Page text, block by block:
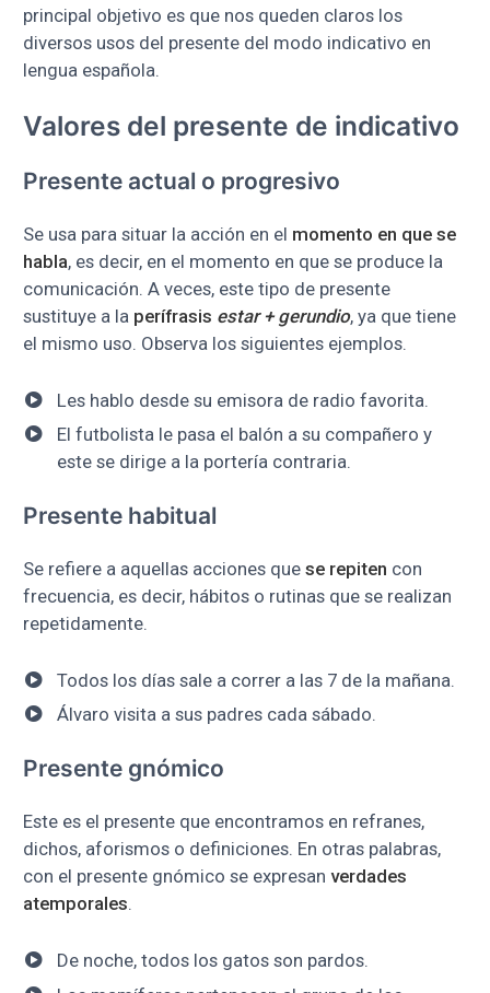
principal objetivo es que nos queden claros los
diversos usos del presente del modo indicativo en
lengua española.
Valores del presente de indicativo
Presente actual o progresivo
Se usa para situar la acción en el momento en que se
habla, es decir, en el momento en que se produce la
comunicación. A veces, este tipo de presente
sustituye a la perífrasis estar + gerundio, ya que tiene
el mismo uso. Observa los siguientes ejemplos.
Les hablo desde su emisora de radio favorita.
El futbolista le pasa el balón a su compañero y
este se dirige a la portería contraria.
Presente habitual
Se refiere a aquellas acciones que se repiten con
frecuencia, es decir, hábitos o rutinas que se realizan
repetidamente.
Todos los días sale a correr a las 7 de la mañana.
Álvaro visita a sus padres cada sábado.
Presente gnómico
Este es el presente que encontramos en refranes,
dichos, aforismos o definiciones. En otras palabras,
con el presente gnómico se expresan verdades
atemporales.
De noche, todos los gatos son pardos.